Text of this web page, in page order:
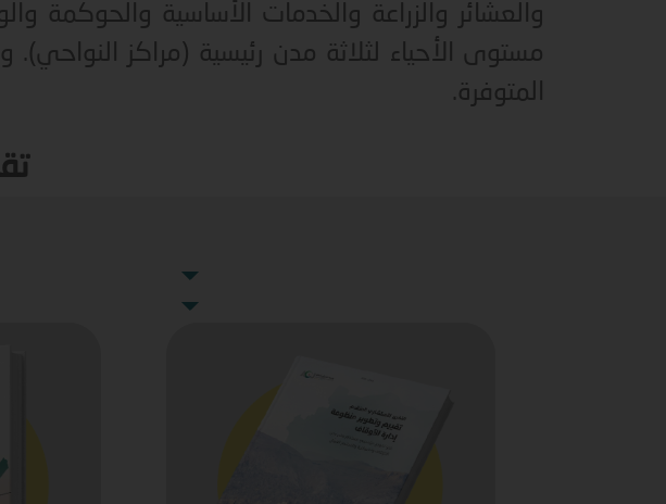
والعشائر والزراعة والخدمات الأساسية والحوكمة
مستوى الأحياء لثلاثة مدن رئيسية (مراكز
المتوفرة.